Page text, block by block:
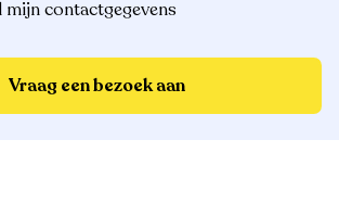
mijn contactgegevens
Vraag een bezoek aan